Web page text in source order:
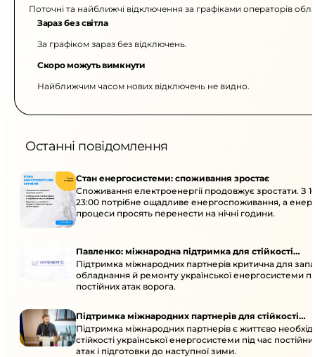
Поточні та найближчі відключення за графіками операторів
Зараз без світла
За графіком зараз без відключень.
Скоро можуть вимкнути
Найближчим часом нових відключень не видно.
Останні повідомлення
Стан енергосистеми: споживання зростає
Споживання електроенергії продовжує зростати. З
23:00 потрібне ощадливе енергоспоживання, а
процеси просять перенести на нічні години.
Павленко: міжнародна підтримка для стійкості
енергосистеми
Підтримка міжнародних партнерів критична для
обладнання й ремонту української енергосистеми
постійних атак ворога.
Підтримка міжнародних партнерів для стійкості
енергосистеми
Підтримка міжнародних партнерів є життєво
стійкості української енергосистеми під час
атак і підготовки до наступної зими.